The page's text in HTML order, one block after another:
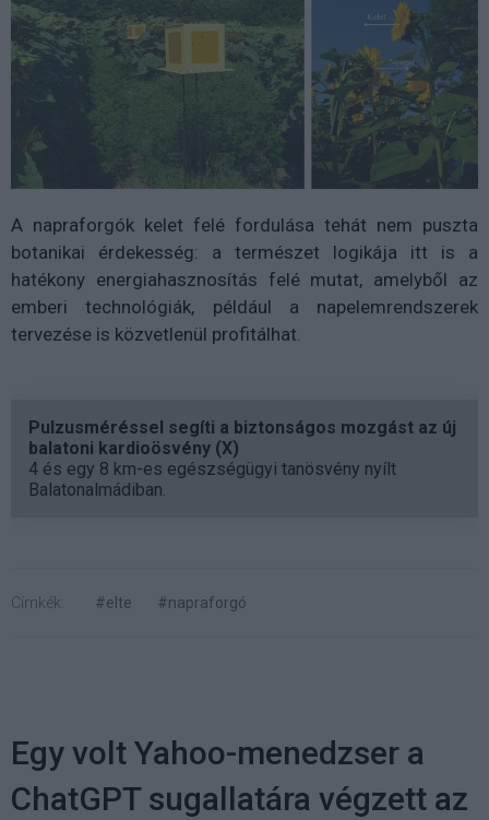
A napraforgók kelet felé fordulása tehát nem puszta
botanikai érdekesség: a természet logikája itt is a
hatékony energiahasznosítás felé mutat, amelyből az
emberi technológiák, például a napelemrendszerek
tervezése is közvetlenül profitálhat.
Pulzusméréssel segíti a biztonságos mozgást az új
balatoni kardioösvény (X)
4 és egy 8 km-es egészségügyi tanösvény nyílt
Balatonalmádiban.
Címkék: #elte #napraforgó
Egy volt Yahoo-menedzser a
ChatGPT sugallatára végzett az